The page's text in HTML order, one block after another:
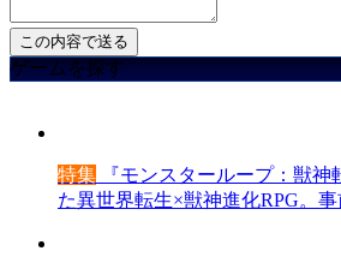
ゲームを探す
特集 『モンスターループ：獣神
た異世界転生×獣神進化RPG。事